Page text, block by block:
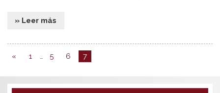
» Leer más
« 1 … 5 6 7